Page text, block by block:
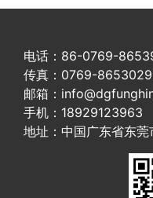
电话：86-0769-
传真：0769-
邮箱：
手机：18929123963
地址：中国广东省东